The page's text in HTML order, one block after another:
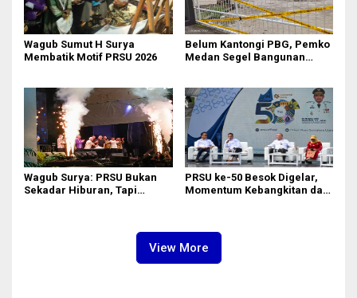
‎Wagub Sumut H Surya
Membatik Motif PRSU 2026
Belum Kantongi PBG, Pemko
Medan Segel Bangunan
Wagub Surya: PRSU Bukan
Sekadar Hiburan, Tapi
PRSU ke-50 Besok Digelar,
Momentum Kebangkitan dan
View More